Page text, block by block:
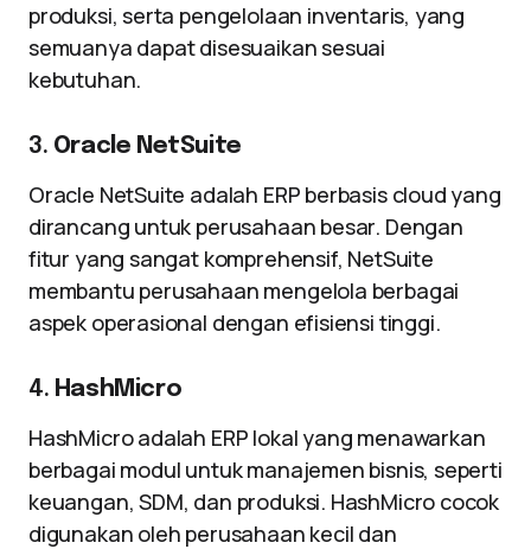
produksi, serta pengelolaan inventaris, yang
semuanya dapat disesuaikan sesuai
kebutuhan.
3. Oracle NetSuite
Oracle NetSuite adalah ERP berbasis cloud yang
dirancang untuk perusahaan besar. Dengan
fitur yang sangat komprehensif, NetSuite
membantu perusahaan mengelola berbagai
aspek operasional dengan efisiensi tinggi.
4. HashMicro
HashMicro adalah ERP lokal yang menawarkan
berbagai modul untuk manajemen bisnis, seperti
keuangan, SDM, dan produksi. HashMicro cocok
digunakan oleh perusahaan kecil dan